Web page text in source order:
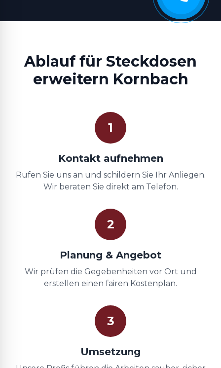
Ablauf für Steckdosen
erweitern Kornbach
1
Kontakt aufnehmen
Rufen Sie uns an und schildern Sie Ihr Anliegen.
Wir beraten Sie direkt am Telefon.
2
Planung & Angebot
Wir prüfen die Gegebenheiten vor Ort und
erstellen einen fairen Kostenplan.
3
Umsetzung